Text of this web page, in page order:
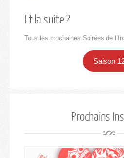
Et la suite ?
Tous les prochaines Soirées de
Saison
Prochains